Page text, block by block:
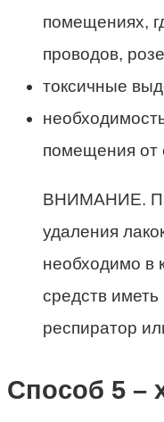
помещениях,
проводов,
токсичные
помещения от
ВНИМАНИЕ.
удаления
необходимо в
средств
респиратор
Способ 5 –